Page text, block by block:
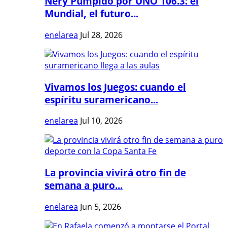
Mundial, el futuro...
enelarea Jul 28, 2026
Vivamos los Juegos: cuando el
espíritu suramericano...
enelarea Jul 10, 2026
La provincia vivirá otro fin de
semana a puro...
enelarea Jun 5, 2026